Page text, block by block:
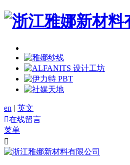
en | 英文
在线留言
菜单
